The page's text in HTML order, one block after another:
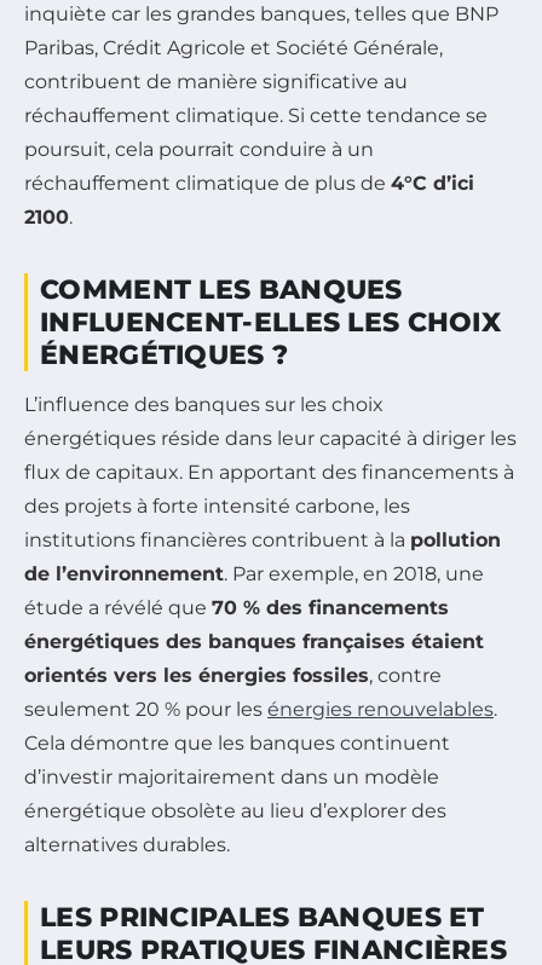
inquiète car les grandes banques, telles que BNP
Paribas, Crédit Agricole et Société Générale,
contribuent de manière significative au
réchauffement climatique. Si cette tendance se
poursuit, cela pourrait conduire à un
réchauffement climatique de plus de 4°C d’ici
2100.
COMMENT LES BANQUES
INFLUENCENT-ELLES LES CHOIX
ÉNERGÉTIQUES ?
L’influence des banques sur les choix
énergétiques réside dans leur capacité à diriger les
flux de capitaux. En apportant des financements à
des projets à forte intensité carbone, les
institutions financières contribuent à la pollution
de l’environnement. Par exemple, en 2018, une
étude a révélé que 70 % des financements
énergétiques des banques françaises étaient
orientés vers les énergies fossiles, contre
seulement 20 % pour les énergies renouvelables.
Cela démontre que les banques continuent
d’investir majoritairement dans un modèle
énergétique obsolète au lieu d’explorer des
alternatives durables.
LES PRINCIPALES BANQUES ET
LEURS PRATIQUES FINANCIÈRES